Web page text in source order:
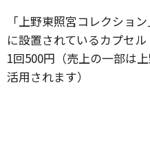
「上野東照宮コレクショ
に設置されているカプセル
1回500円（売上の一部は
活用されます）